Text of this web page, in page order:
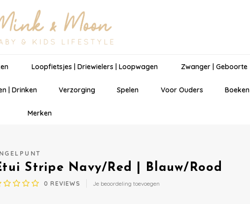
Loopfietsjes | Driewielers | Loopwagen Zwanger | Geboorte
| Drinken Verzorging Spelen Voor Ouders Boeken
Merken
Stripe Navy/Red | Blauw/Rood
0 REVIEWS Je beoordeling toevoegen